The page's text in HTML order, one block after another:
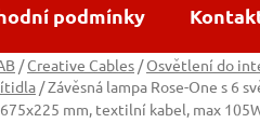
KOŠÍK
podmínky
/ Creative Cables / Osvětlení do
/Závěsná lampa Rose-One s 6
mm, textilní kabel, max